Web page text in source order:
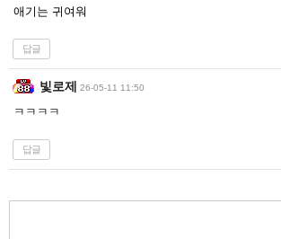
애기는 귀여워
답글
빛로제 26-05-11 11:50
ㅋㅋㅋㅋ
답글